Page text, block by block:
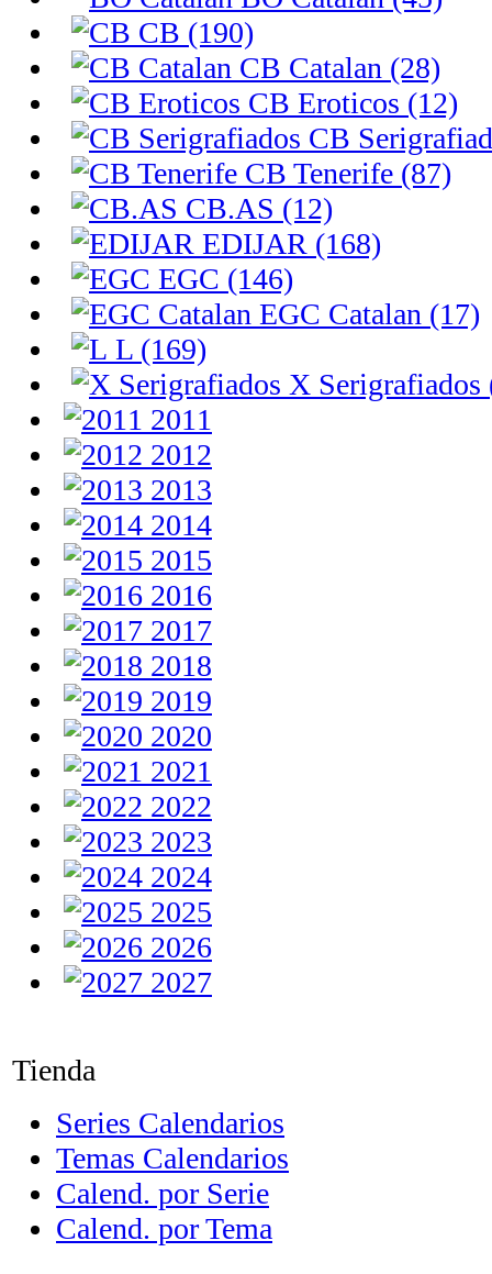
CB (190)
CB Catalan (28)
CB Eroticos (12)
CB
CB Tenerife (87)
CB.AS (12)
EDIJAR (168)
EGC (146)
EGC Catalan (17)
L (169)
X Serigrafiados
2011
2012
2013
2014
2015
2016
2017
2018
2019
2020
2021
2022
2023
2024
2025
2026
2027
Tienda
Series Calendarios
Temas Calendarios
Calend. por Serie
Calend. por Tema